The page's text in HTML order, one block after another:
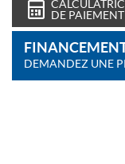
DE PAIEMENT
DEMANDEZ UNE